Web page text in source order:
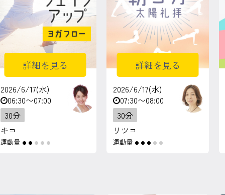
詳細を見る
2026/6/17(水)
06:30〜07:00
30分
キコ
運動量 ● ● ● ● ●
詳細を見る
2026/6/17(水)
07:30〜08:00
30分
リツコ
運動量 ● ● ● ● ●